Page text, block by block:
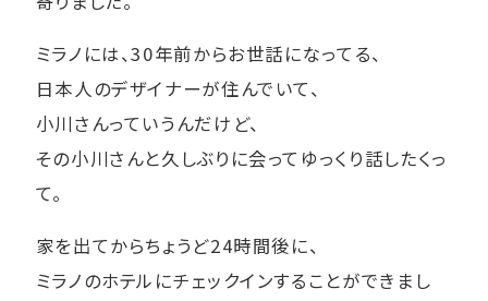
ミラノには、30年前からお世話になってる、
日本人のデザイナーが住んでいて、
小川さんっていうんだけど、
その小川さんと久しぶりに会ってゆっくり話したくっ
て。
家を出てからちょうど24時間後に、
ミラノのホテルにチェックインすることができまし